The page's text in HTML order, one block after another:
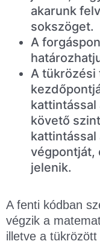
akarunk
sokszöget.
A
A tükrözési
kattintással
követő
kattintással
végpontját,
jelenik.
A fenti kódban
végzik a
illetve a